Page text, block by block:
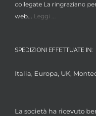
collegate La ringraziano
web... Leggi ...
SPEDIZIONI EFFETTUATE IN:
Italia, Europa, UK,
La società ha ricevuto